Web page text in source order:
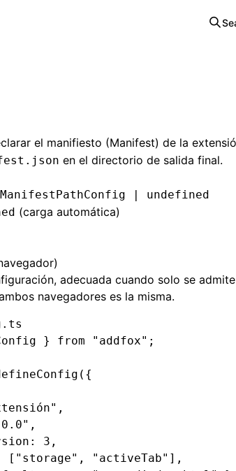
el manifiesto (Manifest) de la
en el directorio de salida final.
| undefined
(carga automática)
adecuada cuando solo se
navegadores es la misma.
} from "addfox" ;
({
,
,
: 3 ,
[ "storage" , "activeTab" ] ,